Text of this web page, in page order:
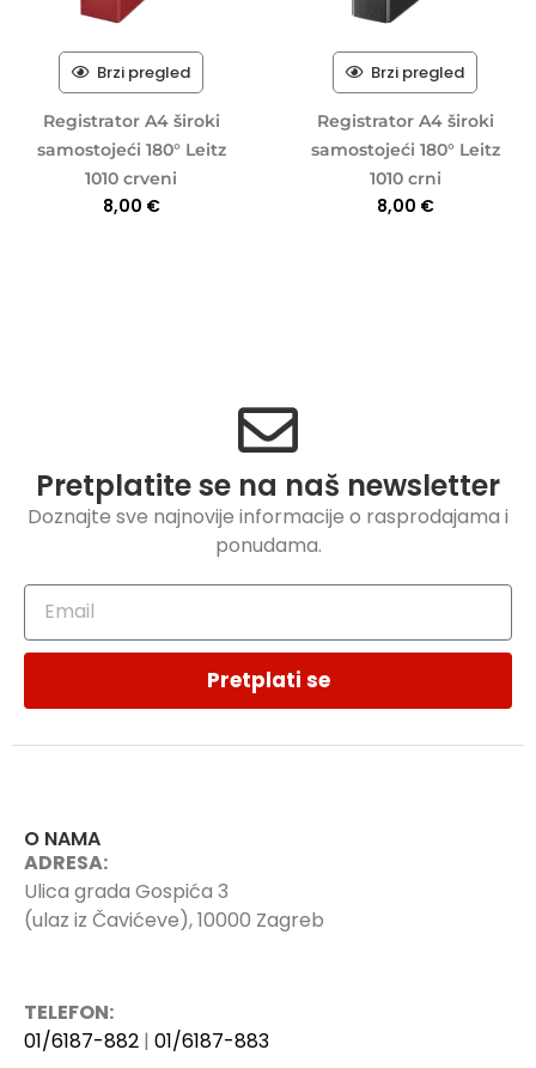
Brzi pregled
Registrator A4 široki
samostojeći 180° Leitz
1010 crveni
8,00 €
Brzi pregled
Registrator A4 široki
samostojeći 180° Leitz
1010 crni
8,00 €
Pretplatite se na naš newsletter
Doznajte sve najnovije informacije o rasprodajama i
ponudama.
Pretplati se
O NAMA
ADRESA:
Ulica grada Gospića 3
(ulaz iz Čavićeve), 10000 Zagreb
TELEFON:
01/6187-882 | 01/6187-883